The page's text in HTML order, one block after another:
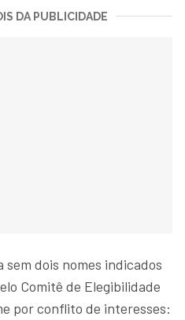
DA PUBLICIDADE
dois nomes indicados
Comitê de Elegibilidade
por conflito de interesses: